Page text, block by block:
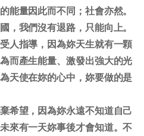
能量因此而不同；社會亦然。
，我們沒有退路，只能向上。
人指導，因為妳天生就有一顆
而產生能量、激發出強大的光
天使在妳的心中，妳要做的是
希望，因為妳永遠不知道自己
來有一天妳事後才會知道。不